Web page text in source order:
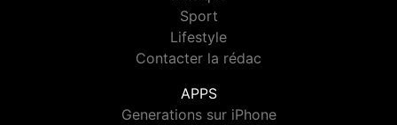
Sport
Lifestyle
Contacter la rédac
APPS
Generations sur iPhone